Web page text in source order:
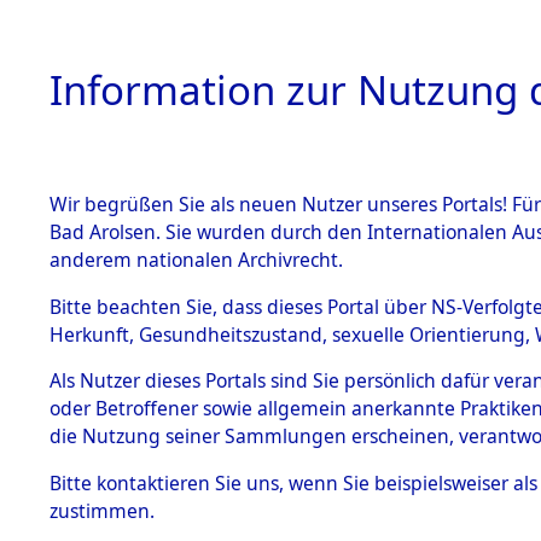
HOME
BESTÄNDE
Inhaftierungsdoku
mente
1.2.9 Beim ITS
verwahrte
1.2.9.1
Effekten aus
0003
Information zur Nutzung
Wir begrüßen Sie als neuen Nutzer unseres Portals!
Bad Arolsen. Sie wurden durch den Internationalen
anderem nationalen Archivrecht.
Bitte beachten Sie, dass dieses Portal über NS-
Herkunft, Gesundheitszustand, sexuelle
Als Nutzer dieses Portals sind Sie persönlich dafür
oder Betroffener sowie allgemein anerkannte
die Nutzung seiner Sammlungen erscheinen,
Bitte kontaktieren Sie uns, wenn Sie beispielsweiser
zustimmen.